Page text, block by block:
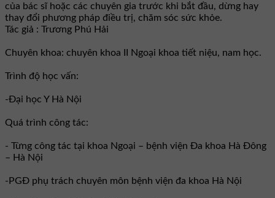
của bác sĩ hoặc các chuyên gia trước khi bắt đầu, dừng hay
thay đổi phương pháp điều trị, chăm sóc sức khỏe.
Tác giả : Trương Phú Hải
Chuyên khoa: chuyên khoa II Ngoại khoa tiết niệu, nam học.
Trình độ học vấn:
-Đại học Y Hà Nội
Quá trình công tác:
- Từng công tác tại khoa Ngoại – bệnh viện Đa khoa Hà Đông
– Hà Nội
-PGĐ phụ trách chuyên môn bệnh viện đa khoa Hà Nội